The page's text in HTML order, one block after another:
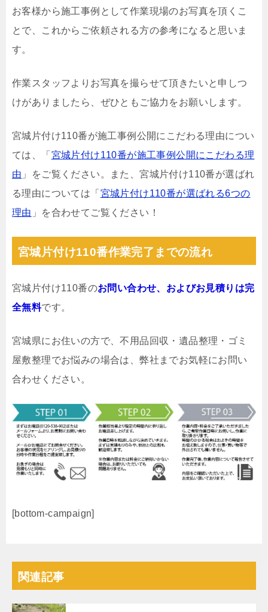
お客様から施工事例として作業現場のお写真を頂くこ
とで、これからご依頼される方の参考になると思いま
す。
作業スタッフよりお写真を撮らせて頂きたいと申しつ
けがありましたら、ぜひともご協力をお願いします。
宮城片付け110番が施工事例公開にこだわる理由につい
ては、「 宮城片付け110番が施工事例公開にこだわる理
由 」をご覧ください。また、宮城片付け110番が選ばれ
る理由については「 宮城片付け110番が選ばれる6つの
理由 」を合わせてご覧ください！
宮城片付け110番作業完了までの流れ
宮城片付け110番のお問い合わせ、およびお見積りは完
全無料です。
宮城県にお住いの方で、不用品回収・遺品整理・ゴミ
屋敷整理でお悩みの場合は、弊社までお気軽にお問い
合わせください。
[bottom-campaign]
関連記事